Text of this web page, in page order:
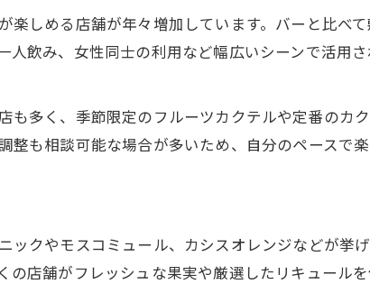
居酒屋選びで重視したい安心感と雰囲気
女性目線で選ぶ北区居酒屋のおすすめ基準
居酒屋で叶う本格カクテルの楽しみ方
北区居酒屋巡りで味わうカクテル時間
北区で体験したいカクテル充実の居酒屋特集
初めてでも入りやすい居酒屋体験ポイント
しめる店舗が年々増加しています。バーと比べ
飲み、女性同士の利用など幅広いシーンで活用
多く、季節限定のフルーツカクテルや定番のカ
も相談可能な場合が多いため、自分のペースで楽
クやモスコミュール、カシスオレンジなどが挙
店舗がフレッシュな果実や厳選したリキュール